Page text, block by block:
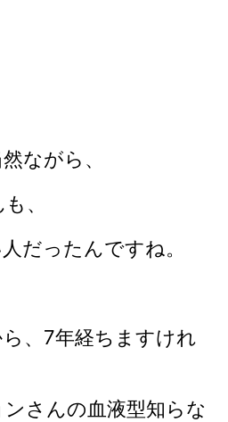
ながら、
、
だったんですね。
、7年経ちますけれ
さんの血液型知らな